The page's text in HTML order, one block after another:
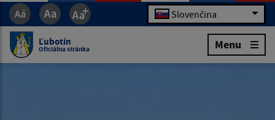
Slovenčina
Ľubotín
Oficiálna stránka Menu